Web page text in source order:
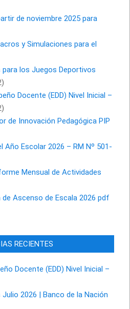
de noviembre 2025 para
y Simulaciones para el
los Juegos Deportivos
Docente (EDD) Nivel Inicial –
de Innovación Pedagógica PIP
Año Escolar 2026 – RM Nº 501-
Mensual de Actividades
de Ascenso de Escala 2026 pdf
RECIENTES
Docente (EDD) Nivel Inicial –
2026 | Banco de la Nación